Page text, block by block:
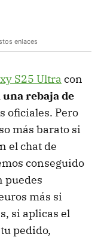
enlaces
S25 Ultra con
una rebaja de
oficiales. Pero
más barato si
el chat de
conseguido
puedes
más si
si aplicas el
pedido,